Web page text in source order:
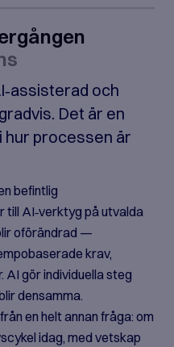
och
Det är en
hur processen är
befintlig
till AI‑verktyg på utvalda
oförändrad —
krav,
gör individuella steg
densamma.
en helt annan fråga: om
idag, med vetskap